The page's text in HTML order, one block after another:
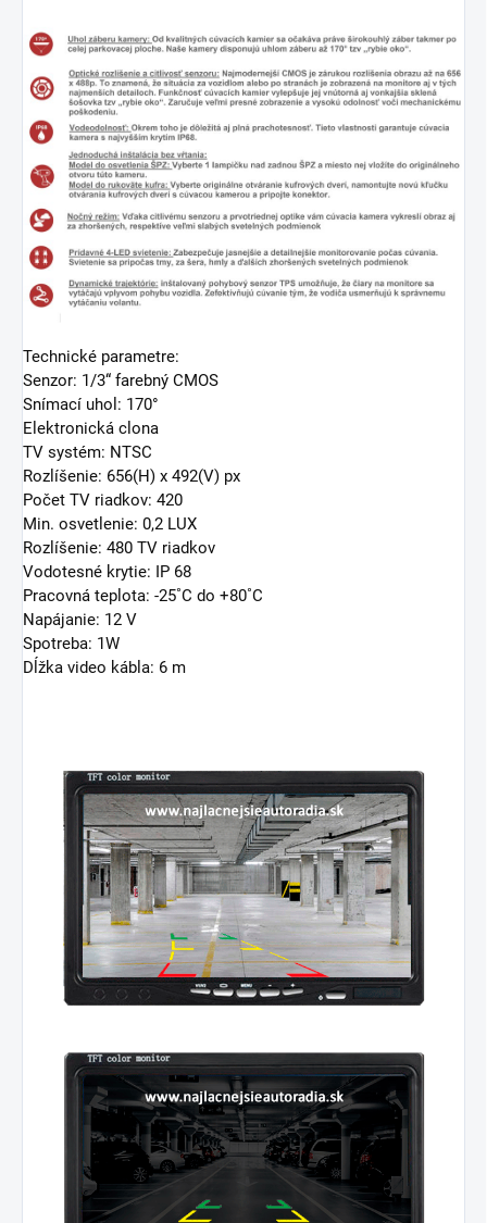
Technické parametre:
Senzor: 1/3“ farebný CMOS
Snímací uhol: 170°
Elektronická clona
TV systém: NTSC
Rozlíšenie: 656(H) x 492(V) px
Počet TV riadkov: 420
Min. osvetlenie: 0,2 LUX
Rozlíšenie: 480 TV riadkov
Vodotesné krytie: IP 68
Pracovná teplota: -25˚C do +80˚C
Napájanie: 12 V
Spotreba: 1W
Dĺžka video kábla: 6 m